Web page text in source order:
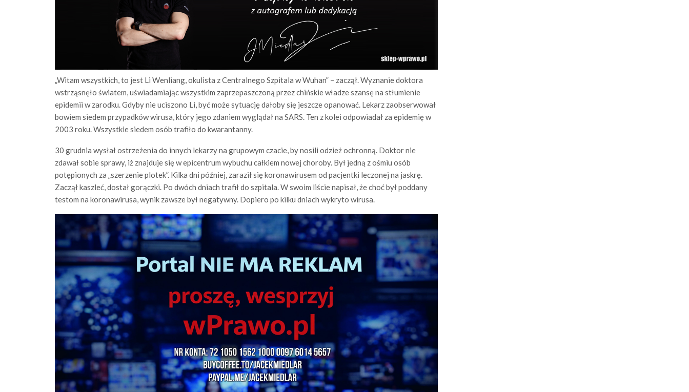
„Witam wszystkich, to jest Li Wenliang, okulista z Centralnego Szpitala w Wuhan” – zaczął. Wyznanie doktora
wstrząsnęło światem, uświadamiając wszystkim zaprzepaszczoną przez chińskie władze szansę na stłumienie
epidemii w zarodku. Gdyby nie uciszono Li, być może sytuację dałoby się jeszcze opanować. Lekarz zaobserwował
bowiem siedem przypadków wirusa, który jego zdaniem wyglądał na SARS. Ten z kolei odpowiadał za epidemię w
2003 roku. Wszystkie siedem osób trafiło do kwarantanny.
30 grudnia wysłał ostrzeżenia do innych lekarzy na grupowym czacie, by nosili odzież ochronną. Doktor nie
zdawał sobie sprawy, iż znajduje się w epicentrum wybuchu całkiem nowej choroby. Był jedną z ośmiu osób
potępionych za „szerzenie plotek”. Kilka dni później, zaraził się koronawirusem od pacjentki leczonej na jaskrę.
Zaczął kaszleć, dostał gorączki. Po dwóch dniach trafił do szpitala. W swoim liście napisał, że choć był poddany
testom na koronawirusa, wynik zawsze był negatywny. Dopiero po kilku dniach wykryto wirusa.